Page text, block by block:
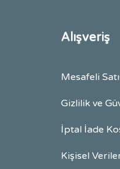
Alışveriş
Mesafeli
Gizlilik ve
İptal İade
Kişisel